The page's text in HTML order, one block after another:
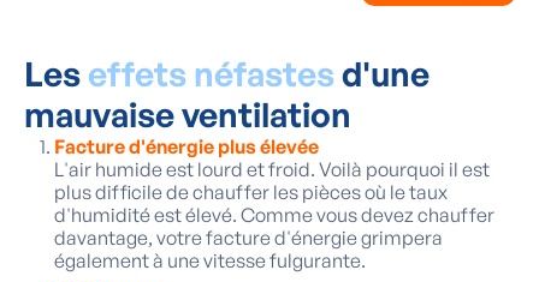
Les effets néfastesd'une
mauvaise ventilation
Facture d'énergie plus élevée
L'air humide est lourd et froid. Voilà pourquoi il est
plus difficile de chauffer les pièces où le taux
d'humidité est élevé. Comme vous devez chauffer
davantage, votre facture d'énergie grimpera
également à une vitesse fulgurante.